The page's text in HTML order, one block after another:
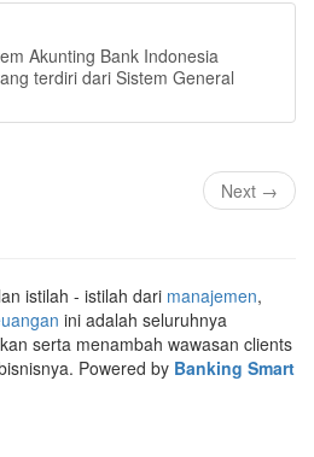
Akunting Bank Indonesia
terdiri dari Sistem General
Next →
istilah - istilah dari manajemen,
ini adalah seluruhnya
serta menambah wawasan clients
Powered by Banking Smart